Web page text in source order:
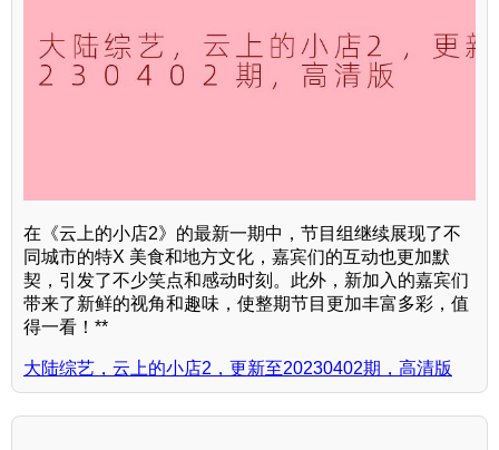
在《云上的小店2》的最新一期中，节目组继续展现了不
同城市的特X 美食和地方文化，嘉宾们的互动也更加默
契，引发了不少笑点和感动时刻。此外，新加入的嘉宾们
带来了新鲜的视角和趣味，使整期节目更加丰富多彩，值
得一看！**
大陆综艺，云上的小店2，更新至20230402期，高清版